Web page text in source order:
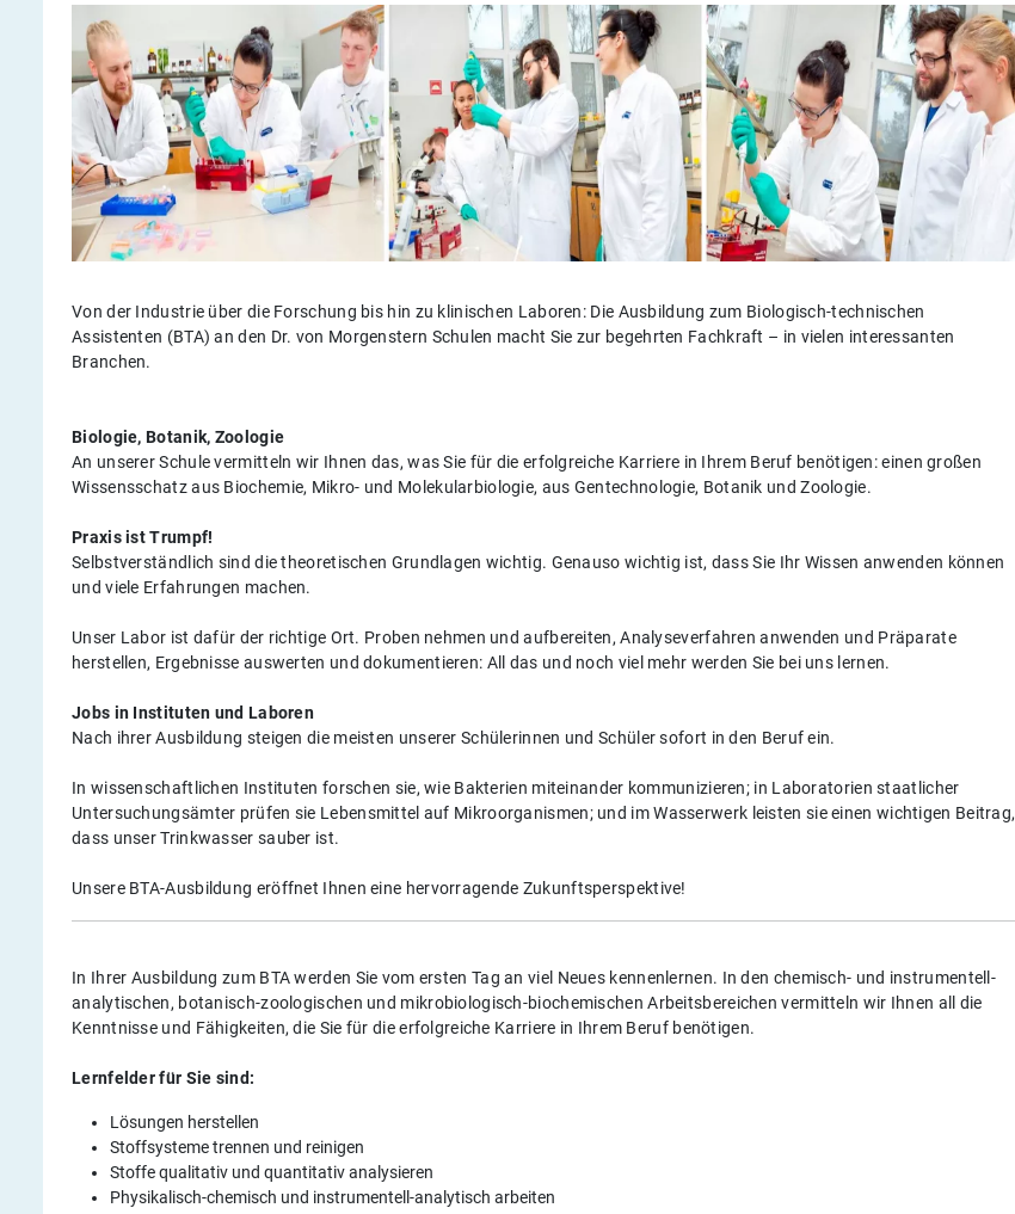
Von der Industrie über die Forschung bis hin zu klinischen Laboren: Die Ausbildung zum Biologisch-technischen
Assistenten (BTA) an den Dr. von Morgenstern Schulen macht Sie zur begehrten Fachkraft – in vielen interessanten
Branchen.
Biologie, Botanik, Zoologie
An unserer Schule vermitteln wir Ihnen das, was Sie für die erfolgreiche Karriere in Ihrem Beruf benötigen: einen großen
Wissensschatz aus Biochemie, Mikro- und Molekularbiologie, aus Gentechnologie, Botanik und Zoologie.
Praxis ist Trumpf!
Selbstverständlich sind die theoretischen Grundlagen wichtig. Genauso wichtig ist, dass Sie Ihr Wissen anwenden können
und viele Erfahrungen machen.
Unser Labor ist dafür der richtige Ort. Proben nehmen und aufbereiten, Analyseverfahren anwenden und Präparate
herstellen, Ergebnisse auswerten und dokumentieren: All das und noch viel mehr werden Sie bei uns lernen.
Jobs in Instituten und Laboren
Nach ihrer Ausbildung steigen die meisten unserer Schülerinnen und Schüler sofort in den Beruf ein.
In wissenschaftlichen Instituten forschen sie, wie Bakterien miteinander kommunizieren; in Laboratorien staatlicher
Untersuchungsämter prüfen sie Lebensmittel auf Mikroorganismen; und im Wasserwerk leisten sie einen wichtigen Beitrag,
dass unser Trinkwasser sauber ist.
Unsere BTA-Ausbildung eröffnet Ihnen eine hervorragende Zukunftsperspektive!
In Ihrer Ausbildung zum BTA werden Sie vom ersten Tag an viel Neues kennenlernen. In den chemisch- und instrumentell-
analytischen, botanisch-zoologischen und mikrobiologisch-biochemischen Arbeitsbereichen vermitteln wir Ihnen all die
Kenntnisse und Fähigkeiten, die Sie für die erfolgreiche Karriere in Ihrem Beruf benötigen.
Lernfelder für Sie sind:
Lösungen herstellen
Stoffsysteme trennen und reinigen
Stoffe qualitativ und quantitativ analysieren
Physikalisch-chemisch und instrumentell-analytisch arbeiten